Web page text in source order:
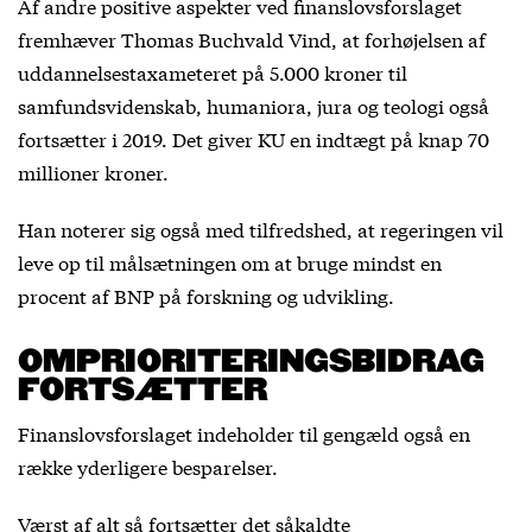
Af andre positive aspekter ved finanslovsforslaget
fremhæver Thomas Buchvald Vind, at forhøjelsen af
uddannelsestaxameteret på 5.000 kroner til
samfundsvidenskab, humaniora, jura og teologi også
fortsætter i 2019. Det giver KU en indtægt på knap 70
millioner kroner.
Han noterer sig også med tilfredshed, at regeringen vil
leve op til målsætningen om at bruge mindst en
procent af BNP på forskning og udvikling.
OMPRIORITERINGSBIDRAG
FORTSÆTTER
Finanslovsforslaget indeholder til gengæld også en
række yderligere besparelser.
Værst af alt så fortsætter det såkaldte